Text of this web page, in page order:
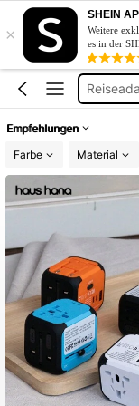
×
SHEIN
Weitere
es in der
Adapter
Uk
Uk
Empfehlungen
Farbe
Material